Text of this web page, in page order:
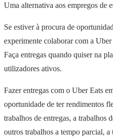
Uma alternativa aos empregos de
Se estiver à procura de
experimente colaborar com a
Faça entregas quando quiser na
utilizadores ativos.
Fazer entregas com o Uber Eats
oportunidade de ter rendimentos
trabalhos de entregas, a trabalhos
outros trabalhos a tempo parcial,